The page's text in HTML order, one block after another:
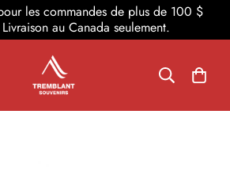
les commandes de plus de 100 $
au Canada seulement.